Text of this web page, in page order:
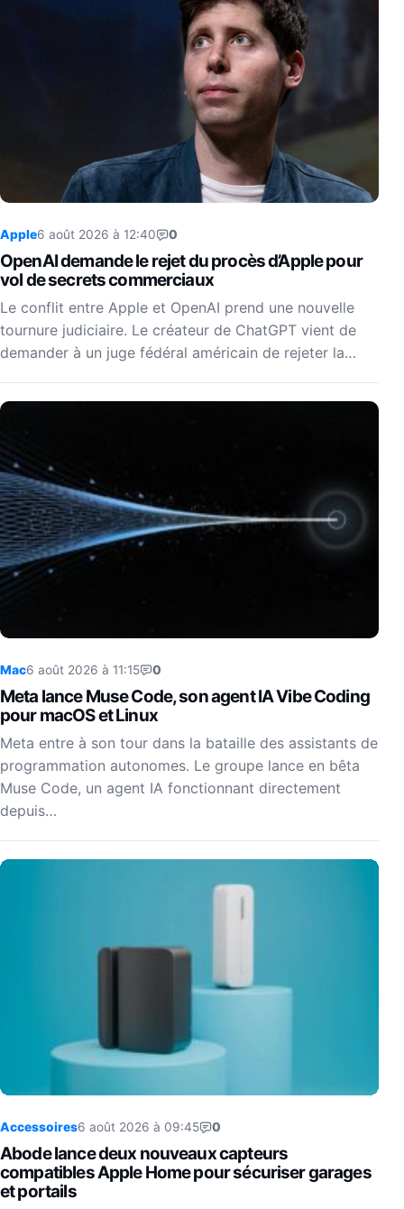
Apple6 août 2026 à 12:40 0
OpenAI demande le rejet du procès d’Apple pour
vol de secrets commerciaux
Le conflit entre Apple et OpenAI prend une nouvelle
tournure judiciaire. Le créateur de ChatGPT vient de
demander à un juge fédéral américain de rejeter la…
Mac6 août 2026 à 11:15 0
Meta lance Muse Code, son agent IA Vibe Coding
pour macOS et Linux
Meta entre à son tour dans la bataille des assistants de
programmation autonomes. Le groupe lance en bêta
Muse Code, un agent IA fonctionnant directement
depuis…
Accessoires6 août 2026 à 09:45 0
Abode lance deux nouveaux capteurs
compatibles Apple Home pour sécuriser garages
et portails